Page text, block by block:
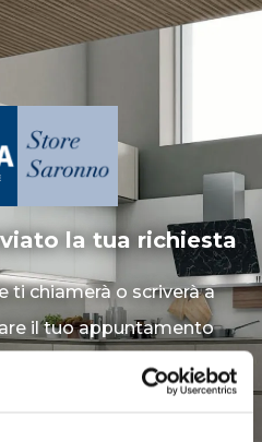
la tua richiesta
ti chiamerà o scriverà a
il tuo appuntamento
la promozione senza